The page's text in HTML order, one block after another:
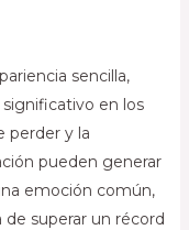
sencilla,
en los
perder y la
pueden generar
emoción común,
superar un récord